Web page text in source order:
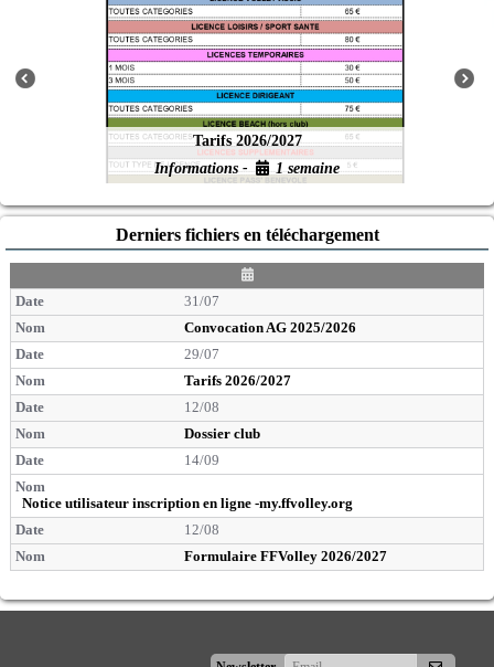
Tarifs 2026/2027
Informations -
1 semaine
Derniers fichiers en téléchargement
D
a
e
31/07
Convocation AG 2025/2026
29/07
Tarifs 2026/2027
12/08
Dossier club
14/09
Notice utilisateur inscription en ligne -my.ffvolley.org
12/08
Formulaire FFVolley 2026/2027